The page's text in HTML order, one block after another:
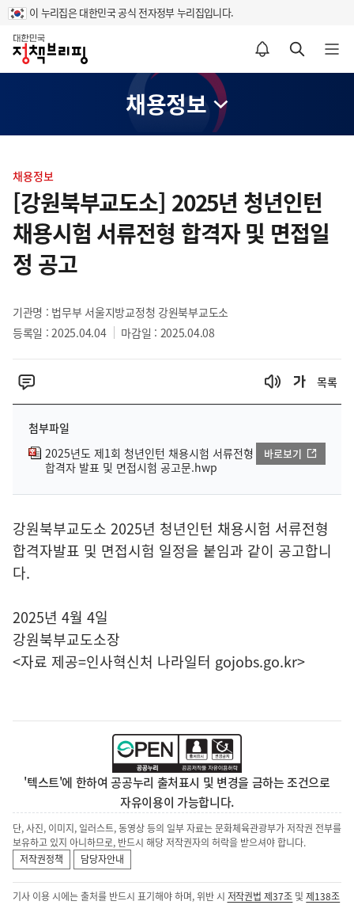
이 누리집은 대한민국 공식 전자정부 누리집입니다.
홈
알림설정 바로가기 검색 바로가기 메뉴 열기
채용정보
텐
츠
영
역
채용정보
[강원북부교도소] 2025년 청년인턴
채용시험 서류전형 합격자 및 면접일
정 공고
기관명 : 법무부 서울지방교정청 강원북부교도소
등록일 : 2025.04.04
마감일 : 2025.04.08
목록
첨부파일
2025년도 제1회 청년인턴 채용시험 서류전형
합격자 발표 및 면접시험 공고문.hwp
바로보기
강원북부교도소 2025년 청년인턴 채용시험 서류전형
합격자발표 및 면접시험 일정을 붙임과 같이 공고합니
다.
2025년 4월 4일
강원북부교도소장
<자료 제공=인사혁신처 나라일터 gojobs.go.kr>
'텍스트'에 한하여 공공누리 출처표시 및 변경을 금하는 조건으로
자유이용이 가능합니다.
단, 사진, 이미지, 일러스트, 동영상 등의 일부 자료는 문화체육관광부가 저작권 전부를
보유하고 있지 아니하므로, 반드시 해당 저작권자의 허락을 받으셔야 합니다.
저작권정책
담당자안내
기사 이용 시에는 출처를 반드시 표기해야 하며, 위반 시 저작권법 제37조 및제138조